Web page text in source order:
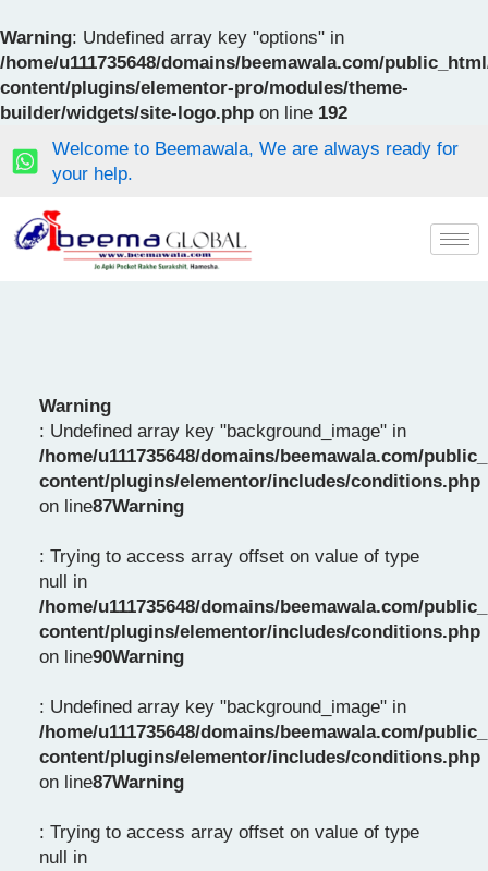
Warning: Undefined array key "options" in
/home/u111735648/domains/beemawala.com/
content/plugins/elementor-pro/modules/theme-
builder/widgets/site-logo.php on line 192
to
content
Welcome to Beemawala, We are always ready for
your help.
Warning
: Undefined array key "background_image" in
/home/u111735648/domains/beemawala.com/
content/plugins/elementor/includes/conditions.php
on line87Warning
: Trying to access array offset on value of type
null in
/home/u111735648/domains/beemawala.com/
content/plugins/elementor/includes/conditions.php
on line90Warning
: Undefined array key "background_image" in
/home/u111735648/domains/beemawala.com/
content/plugins/elementor/includes/conditions.php
on line87Warning
: Trying to access array offset on value of type
null in